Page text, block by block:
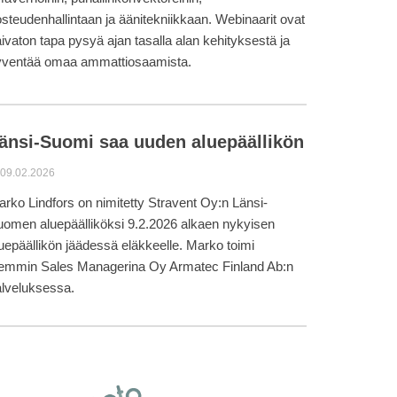
ja äänitekniikkaan. Webinaarit ovat
tapa pysyä ajan tasalla alan kehityksestä ja
omaa ammattiosaamista.
Suomi saa uuden aluepäällikön
09.02.2026
Lindfors on nimitetty Stravent Oy:n Länsi-
aluepäälliköksi 9.2.2026 alkaen nykyisen
jäädessä eläkkeelle. Marko toimi
Sales Managerina Oy Armatec Finland Ab:n